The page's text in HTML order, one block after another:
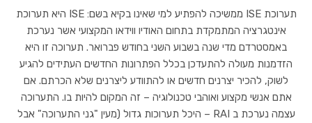
תערוכת ISE ממשיכה להפתיע למי שאינו בקיא בשם: ISE היא תערוכת
אינטגרציה המתמקדת בתחום האודיו ווידאו המקצועי אשר נערכת
באמסטרדם מדי שנה בשבוע השני בחודש פברואר. תערוכה זו היא
הזדמנות מעולה להתעדכן בכלל הפתרונות החדשים העתידים להגיע
לשוק, להכיר יצרנים חדשים או להתוודע ליצרנים שלא הכרתם. אם
אתם אנשי מקצוע ואוהבי טכנולוגיה – זה המקום להיות בו. התערוכה
עצמה נערכת ב RAI – היכל תערוכות גדול (מעין "גני התערוכה" אבל